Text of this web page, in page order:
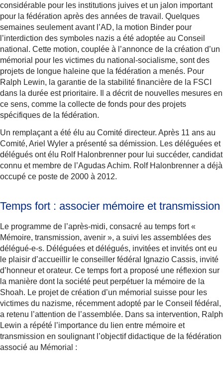
considérable pour les institutions juives et un jalon important
pour la fédération après des années de travail. Quelques
semaines seulement avant l’AD, la motion Binder pour
l’interdiction des symboles nazis a été adoptée au Conseil
national. Cette motion, couplée à l’annonce de la création d’un
mémorial pour les victimes du national-socialisme, sont des
projets de longue haleine que la fédération a menés. Pour
Ralph Lewin, la garantie de la stabilité financière de la FSCI
dans la durée est prioritaire. Il a décrit de nouvelles mesures en
ce sens, comme la collecte de fonds pour des projets
spécifiques de la fédération.
Un remplaçant a été élu au Comité directeur. Après 11 ans au
Comité, Ariel Wyler a présenté sa démission. Les déléguées et
délégués ont élu Rolf Halonbrenner pour lui succéder, candidat
connu et membre de l’Agudas Achim. Rolf Halonbrenner a déjà
occupé ce poste de 2000 à 2012.
Temps fort : associer mémoire et transmission
Le programme de l’après-midi, consacré au temps fort «
Mémoire, transmission, avenir », a suivi les assemblées des
délégué-e-s. Déléguées et délégués, invitées et invités ont eu
le plaisir d’accueillir le conseiller fédéral Ignazio Cassis, invité
d’honneur et orateur. Ce temps fort a proposé une réflexion sur
la manière dont la société peut perpétuer la mémoire de la
Shoah. Le projet de création d’un mémorial suisse pour les
victimes du nazisme, récemment adopté par le Conseil fédéral,
a retenu l’attention de l’assemblée. Dans sa intervention, Ralph
Lewin a répété l’importance du lien entre mémoire et
transmission en soulignant l’objectif didactique de la fédération
associé au Mémorial :